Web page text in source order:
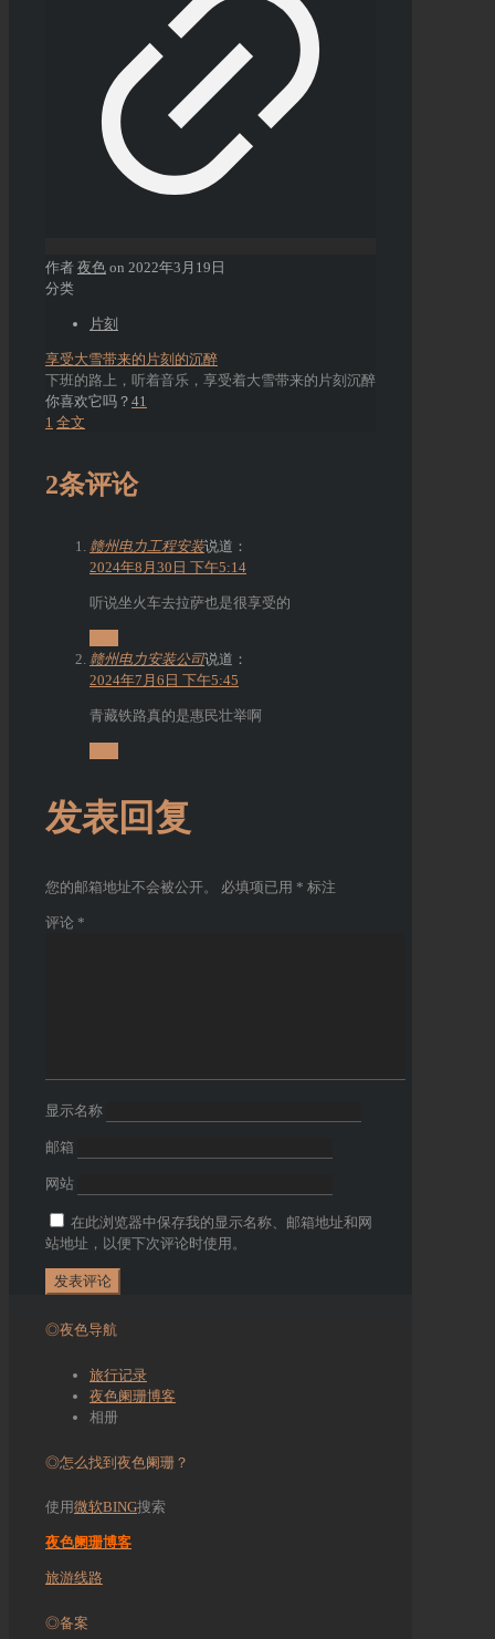
作者 夜色 on 2022年3月19日
分类
片刻
享受大雪带来的片刻的沉醉
下班的路上，听着音乐，享受着大雪带来的片刻沉醉
你喜欢它吗？ 41
1 全文
2条评论
赣州电力工程安装说道：
2024年8月30日 下午5:14
听说坐火车去拉萨也是很享受的
赣州电力安装公司说道：
2024年7月6日 下午5:45
青藏铁路真的是惠民壮举啊
发表回复
您的邮箱地址不会被公开。 必填项已用 * 标注
评论 *
显示名称
邮箱
网站
在此浏览器中保存我的显示名称、邮箱地址和网
站地址，以便下次评论时使用。
◎夜色导航
旅行记录
夜色阑珊博客
相册
◎怎么找到夜色阑珊？
使用微软BING搜索
夜色阑珊博客
旅游线路
◎备案